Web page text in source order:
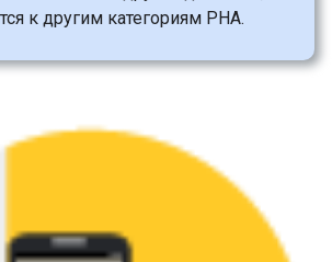
к другим категориям PHA.